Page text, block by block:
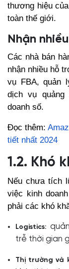
thương hiệu
toàn thế giới.
Nhận
Các nhà bán
nhận nhiều hỗ
vụ FBA, quản
dịch vụ
doanh số.
Đọc thêm:
tiết nhất 2024
1.2. Khó
Nếu chưa tích
việc kinh
phải các khó
Logistics:
trễ thời gian
Thị trường và